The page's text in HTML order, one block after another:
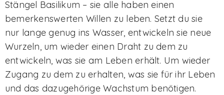
Stängel Basilikum – sie alle haben einen
bemerkenswerten Willen zu leben. Setzt du sie
nur lange genug ins Wasser, entwickeln sie neue
Wurzeln, um wieder einen Draht zu dem zu
entwickeln, was sie am Leben erhält. Um wieder
Zugang zu dem zu erhalten, was sie für ihr Leben
und das dazugehörige Wachstum benötigen.